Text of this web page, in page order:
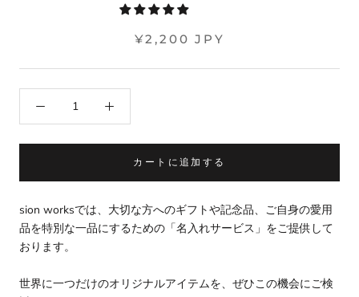
¥2,200 JPY
カートに追加する
sion worksでは、大切な方へのギフトや記念品、ご自身の愛用
品を特別な一品にするための「名入れサービス」をご提供して
おります。
世界に一つだけのオリジナルアイテムを、ぜひこの機会にご検